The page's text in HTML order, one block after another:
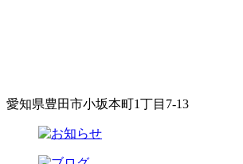
愛知県豊田市小坂本町1丁目7-13